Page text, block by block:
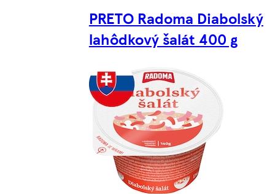
PRETO Radoma Diabolský
lahôdkový šalát 400 g